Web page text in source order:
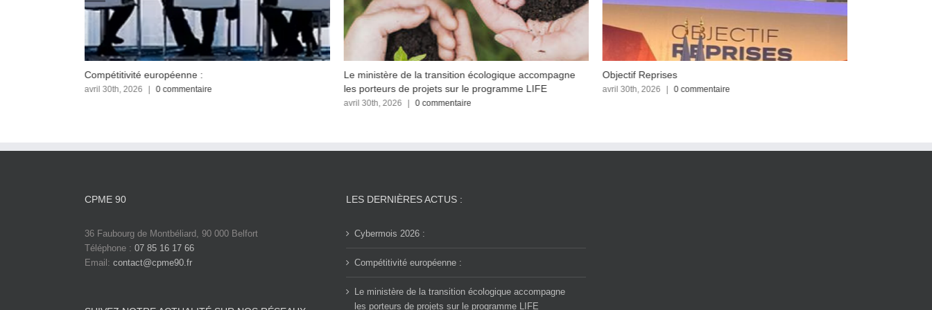
Compétitivité européenne :
avril 30th, 2026 | 0 commentaire
Le ministère de la transition écologique accompagne
les porteurs de projets sur le programme LIFE
avril 30th, 2026 | 0 commentaire
Objectif Reprises
avril 30th, 2026 | 0 commentaire
CPME 90
36 Faubourg de Montbéliard, 90 000 Belfort
Téléphone : 07 85 16 17 66
Email: contact@cpme90.fr
LES DERNIÈRES ACTUS :
Cybermois 2026 :
Compétitivité européenne :
Le ministère de la transition écologique accompagne
les porteurs de projets sur le programme LIFE